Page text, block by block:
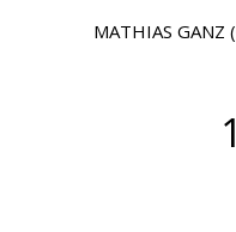
MATHIAS GANZ